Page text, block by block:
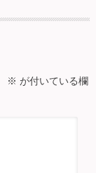
※ が付いている欄